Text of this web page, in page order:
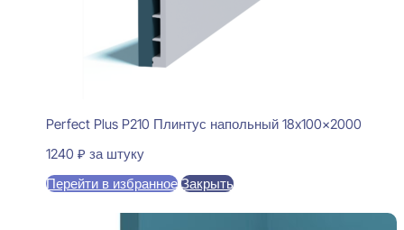
Perfect Plus P210 Плинтус напольный 18x100x2000
1240 ₽ за штуку
Перейти в избранное Закрыть